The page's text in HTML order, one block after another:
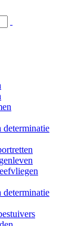
determinatie
determinatie